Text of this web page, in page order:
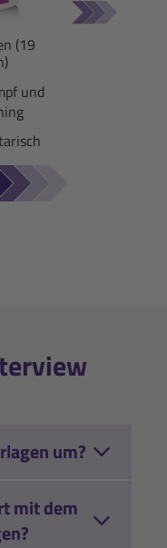
m Cross ZLK
1 DSV
2 DSV
BSV
zum
(19
und
um?
mit dem